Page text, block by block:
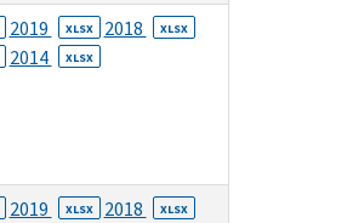
2019 XLSX 2018 XLSX
2014 XLSX
2019 XLSX 2018 XLSX